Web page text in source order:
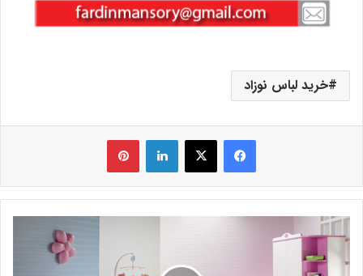
خرید لباس نوزاد
فیس بوک X لینکدین ‫پین‌ترست